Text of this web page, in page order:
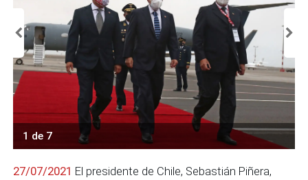
1 de 7
27/07/2021 El presidente de Chile, Sebastián Piñera,